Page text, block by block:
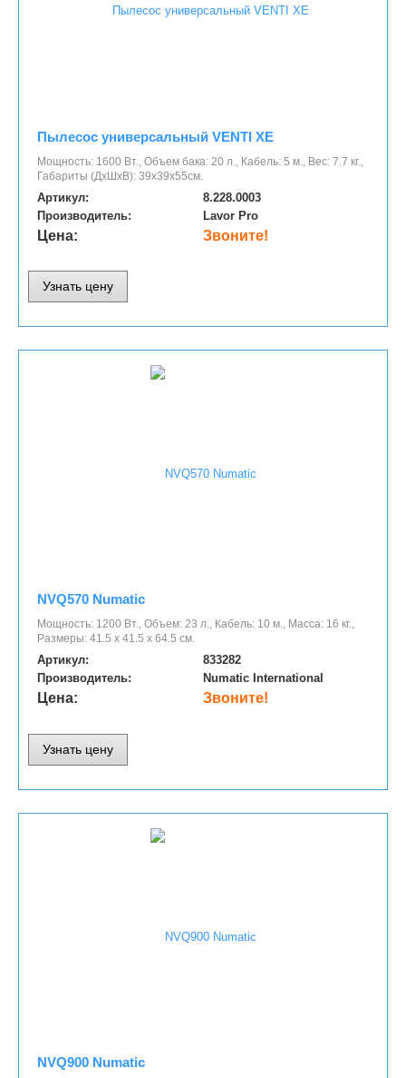
Пылесос универсальный VENTI XE
Мощность: 1600 Вт., Объем бака: 20 л., Кабель: 5 м., Вес: 7.7 кг.,
Габариты (ДхШхВ): 39х39х55см.
Артикул:
8.228.0003
Производитель:
Lavor Pro
Цена: Звоните!
Узнать цену
NVQ570 Numatic
Мощность: 1200 Вт., Объем: 23 л., Кабель: 10 м., Масса: 16 кг.,
Размеры: 41.5 х 41.5 х 64.5 см.
Артикул:
833282
Производитель:
Numatic International
Цена: Звоните!
Узнать цену
NVQ900 Numatic